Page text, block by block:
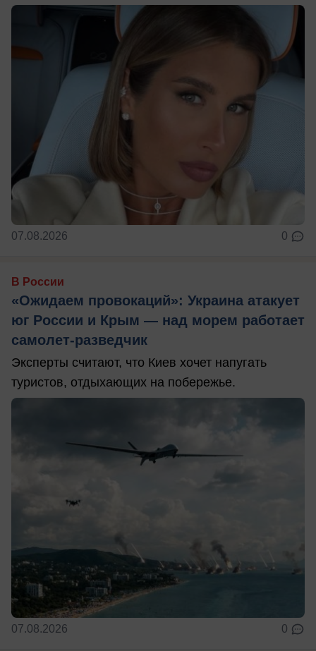
07.08.2026 0
В России
«Ожидаем провокаций»: Украина атакует
юг России и Крым — над морем работает
самолет-разведчик
Эксперты считают, что Киев хочет напугать
туристов, отдыхающих на побережье.
07.08.2026 0